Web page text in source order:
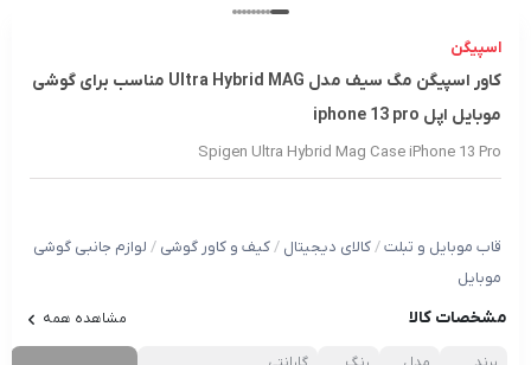
اسپیگن
کاور اسپیگن مگ سیف مدل Ultra Hybrid MAG مناسب برای گوشی
موبایل اپل iphone 13 pro
Spigen Ultra Hybrid Mag Case iPhone 13 Pro
قاب موبایل و تبلت/کالای دیجیتال /کیف و کاور گوشی / لوازم جانبی گوشی
موبایل
مشخصات کالا مشاهده همه